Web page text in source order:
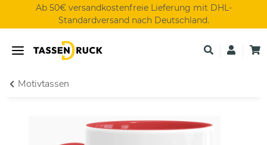
Ab 50€ versandkostenfreie Lieferung mit DHL-
Standardversand nach Deutschland.
Motivtassen